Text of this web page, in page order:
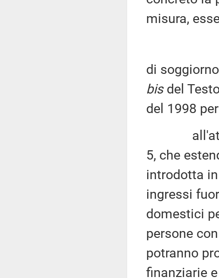
misura,
di
bisdel
del 1998
5, che
introdotta
ingressi
domestici
persone
potranno
finanziarie